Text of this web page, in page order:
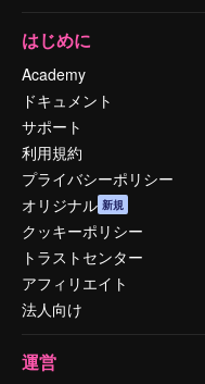
はじめに
Academy
ドキュメント
サポート
利用規約
プライバシーポリシー
オリジナル 新規
クッキーポリシー
トラストセンター
アフィリエイト
法人向け
運営